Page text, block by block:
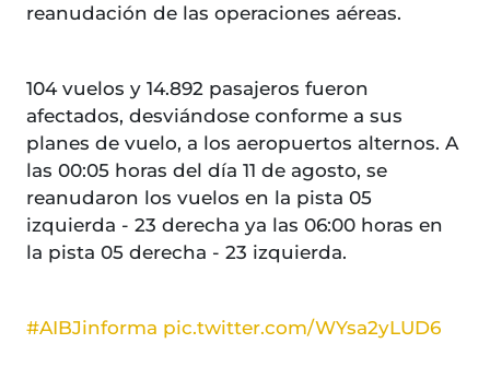
reanudación de las operaciones aéreas.
104 vuelos y 14.892 pasajeros fueron
afectados, desviándose conforme a sus
planes de vuelo, a los aeropuertos alternos. A
las 00:05 horas del día 11 de agosto, se
reanudaron los vuelos en la pista 05
izquierda - 23 derecha ya las 06:00 horas en
la pista 05 derecha - 23 izquierda.
#AIBJinforma pic.twitter.com/WYsa2yLUD6